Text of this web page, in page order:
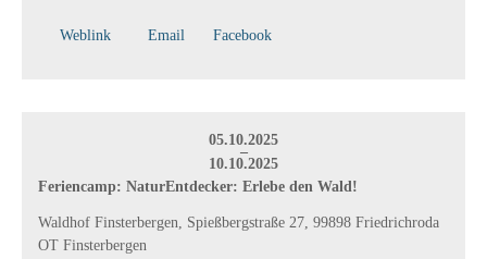
Weblink Email Facebook
05.10.2025
–
10.10.2025
Feriencamp: NaturEntdecker: Erlebe den Wald!
Waldhof Finsterbergen, Spießbergstraße 27, 99898 Friedrichroda
OT Finsterbergen